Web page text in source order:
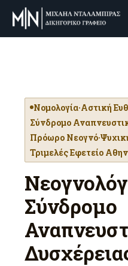
Νομολογία·Αστική
Σύνδρομο
Πρόωρο Νεογνό·
Τριμελές Εφετείο
Σύνδρομο